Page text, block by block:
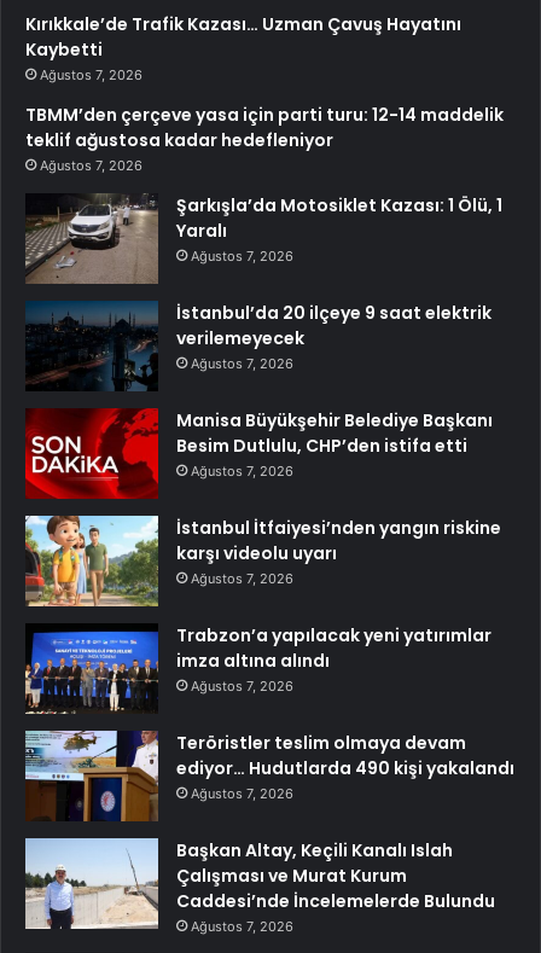
Kırıkkale’de Trafik Kazası… Uzman Çavuş Hayatını
Kaybetti
Ağustos 7, 2026
TBMM’den çerçeve yasa için parti turu: 12-14 maddelik
teklif ağustosa kadar hedefleniyor
Ağustos 7, 2026
Şarkışla’da Motosiklet Kazası: 1 Ölü, 1
Yaralı
Ağustos 7, 2026
İstanbul’da 20 ilçeye 9 saat elektrik
verilemeyecek
Ağustos 7, 2026
Manisa Büyükşehir Belediye Başkanı
Besim Dutlulu, CHP’den istifa etti
Ağustos 7, 2026
İstanbul İtfaiyesi’nden yangın riskine
karşı videolu uyarı
Ağustos 7, 2026
Trabzon’a yapılacak yeni yatırımlar
imza altına alındı
Ağustos 7, 2026
Teröristler teslim olmaya devam
ediyor… Hudutlarda 490 kişi yakalandı
Ağustos 7, 2026
Başkan Altay, Keçili Kanalı Islah
Çalışması ve Murat Kurum
Caddesi’nde İncelemelerde Bulundu
Ağustos 7, 2026